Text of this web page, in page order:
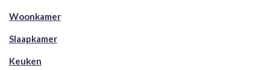
Woonkamer
Slaapkamer
Keuken